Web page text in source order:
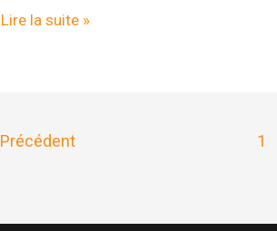
Réjouissez-
Lire la suite »
Précédent 1